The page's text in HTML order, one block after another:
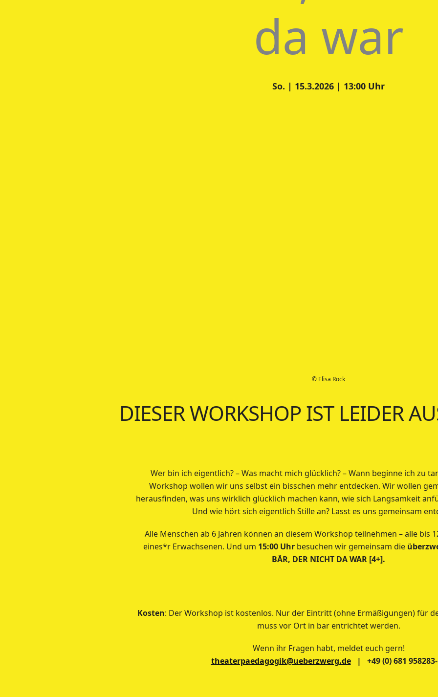
da war
So. | 15.3.2026 | 13:00 Uhr
DIESER WORKSHOP IST LEIDER
Wer bin ich eigentlich? – Was macht mich glücklich? – Wann beginne ich zu
Workshop wollen wir uns selbst ein bisschen mehr entdecken. Wir wollen
herausfinden, was uns wirklich glücklich machen kann, wie sich Langsamkeit
Und wie hört sich eigentlich Stille an? Lasst es uns gemeinsam
Alle Menschen ab 6 Jahren können an diesem Workshop teilnehmen – alle bis
eines*r Erwachsenen. Und um 15:00 Uhrbesuchen wir gemeinsam die
BÄR, DER NICHT DA WAR [4+].
Kosten: Der Workshop ist kostenlos. Nur der Eintritt (ohne Ermäßigungen) für
muss vor Ort in bar entrichtet werden.
Wenn ihr Fragen habt, meldet euch gern!
theaterpaedagogik@ueberzwerg.de| +49 (0) 681
© Elisa Rock